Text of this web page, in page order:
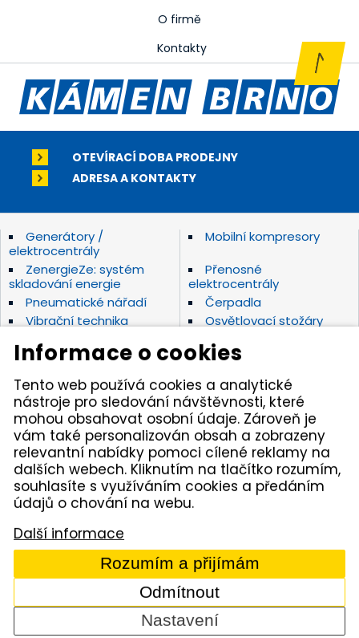
O firmě
Kontakty
OTEVÍRACÍ DOBA PRODEJNY
ADRESA A KONTAKTY
Generátory /
elektrocentrály
Mobilní kompresory
ZenergieZe: systém
skladování energie
Přenosné
elektrocentrály
Pneumatické nářadí
Čerpadla
Vibrační technika
Osvětlovací stožáry
Elektrické nářadí Makita
Diamantové nástroje
Hydraulické nářadí
Motorová kladiva
Závěsná hydraulická
kladiva
Zahradní technika
Akumulátorové stroje
Značky
Kámen Brno, spol. s r.o. – spolehlivý partner pro
opravdové řemeslníky. Zajišťujeme autorizovaný servis
pracovních strojů i nářadí, a provozujeme půjčovnu
nářadí v Tišnově. Specializujeme se na prodej nářadí
značek Permon, Atlas Copco, Husqvarna, Makita, NTC,
a zahradní techniky Dolmar aj. Dodáváme kamenivo
z našich vlastních lomů.
© 2005 - 2026 Kámen Brno, spol. s r. o. - Všechna práva
vyhrazena
Comerto
Informace o cookies
Tento web používá cookies a analytické
nástroje pro sledování návštěvnosti, které
mohou obsahovat osobní údaje. Zároveň je
vám také personalizován obsah a zobrazeny
relevantní nabídky pomoci cílené reklamy na
dalších webech. Kliknutím na tlačítko rozumím,
souhlasíte s využíváním cookies a předáním
údajů o chování na webu.
Další informace
Rozumím a přijímám
Odmítnout
Nastavení